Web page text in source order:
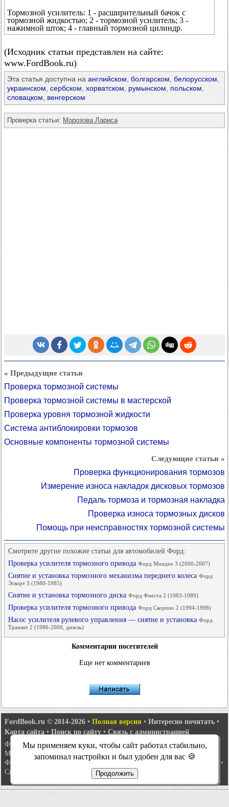
Тормозной усилитель: 1 - расширительный бачок с
тормозной жидкостью; 2 - тормозной усилитель; 3 -
нажимной шток; 4 - главный тормозной цилиндр.
(Исходник статьи представлен на сайте:
www.FordBook.ru)
Эта статья доступна на английском болгарском белорусском
украинском сербском хорватском румынском польском
словацком
венгерском
Проверка статьи: Морозова Лариса
« Предыдущие статьи
Проверка тормозной системы
Проверка тормозной системы в мастерской
Проверка уровня тормозной жидкости
Система антиблокировки тормозов
Основные компоненты тормозной системы
Следующие статьи »
Проверка функционирования тормозов
Измерение износа накладок дисковых тормозов
Педаль тормоза и тормозная накладка
Проверка износа тормозных дисков
Помощь при неисправностях тормозной системы
Смотрите другие похожие статьи для автомобилей Форд:
Проверка усилителя тормозного привода Форд Мондео 3 (2000-2007)
Снятие и установка тормозного механизма переднего колеса Форд
Эскорт 3 (1980-1985)
Снятие и установка тормозного диска Форд Фиеста 2 (1983-1989)
Проверка усилителя тормозного привода Форд Скорпио 2 (1994-1998)
Насос усилителя рулевого управления — снятие и установка Форд
Транзит 2 (1986-2000, дизель)
Комментарии посетителей
Еще нет комментариев
FordBook.ru © 2014-2026 • Полная версия • Интересно почитать •
Карта сайта • Поиск по сайту • Связь с администрацией
Фокус 1• Фокус Турнир 1•Фокус 2•Мондео 1•Мондео 1 и 2•
Мондео 2•Мондео 3•Мондео 4•Эскорт 3•Эскорт 4 •Эскорт 5
Фиеста 2
Таурус 1 и 2 Фьюжн • Скорпио 1
•
Сиерра
Мы применяем куки, чтобы сайт работал стабильно,
запоминал настройки и был удобен для вас 🍪
Продолжить